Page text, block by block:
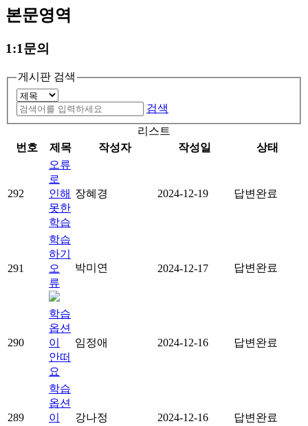
본문영역
1:1문의
게시판 검색
검색
리스트
번호
제목 작성자 작성일 상태
292
오류
로
인해
못한
학습
장혜경 2024-12-19 답변완료
291
학습
하기
오
류
박미연 2024-12-17 답변완료
290
학습
옵션
이
안떠
요
임정애 2024-12-16 답변완료
289
학습
옵션
이
강나정 2024-12-16 답변완료